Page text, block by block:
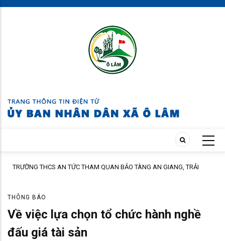
Skip
TRƯỜNG THCS AN TỨC THAM QUAN BẢO TÀNG AN GIANG, TRẢI
THÔNG BÁO
Về việc lựa chọn tổ chức hành nghề
đấu giá tài sản